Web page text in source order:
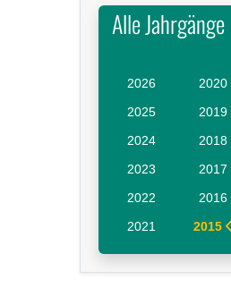
Alle Jahrgänge
2026
2025
2024
2023
2022
2021
2020
2019
2018
2017
2016
2015